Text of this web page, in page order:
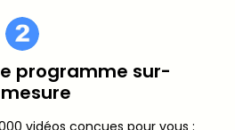
programme sur-
mesure​